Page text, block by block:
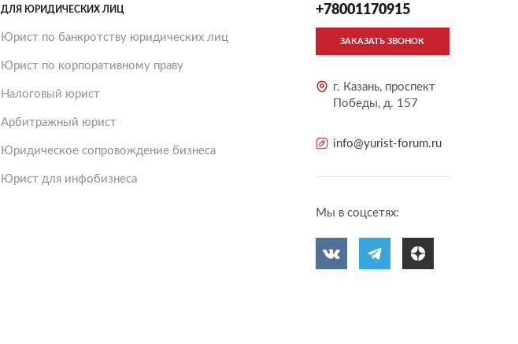
ДЛЯ ЮРИДИЧЕСКИХ ЛИЦ
Юрист по банкротству юридических лиц
Юрист по корпоративному праву
Налоговый юрист
Арбитражный юрист
Юридическое сопровождение бизнеса
Юрист для инфобизнеса
+78001170915
ЗАКАЗАТЬ ЗВОНОК
г. Казань, проспект
Победы, д. 157
info@yurist-forum.ru
Мы в соцсетях: